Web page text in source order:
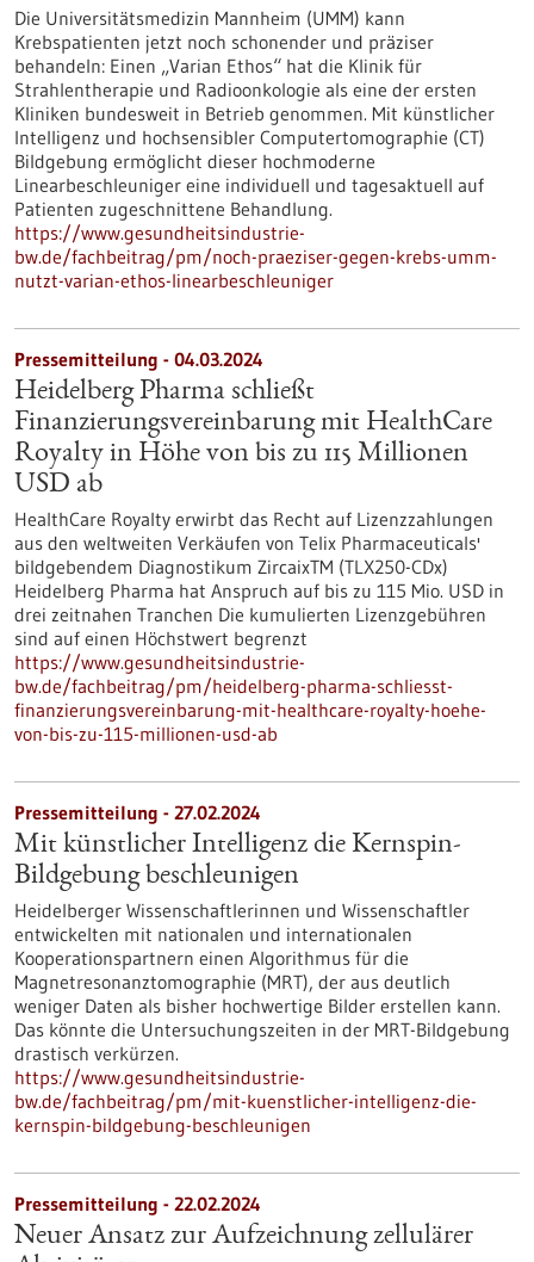
Die Universitätsmedizin Mannheim (UMM) kann
Krebspatienten jetzt noch schonender und präziser
behandeln: Einen „Varian Ethos“ hat die Klinik für
Strahlentherapie und Radioonkologie als eine der ersten
Kliniken bundesweit in Betrieb genommen. Mit künstlicher
Intelligenz und hochsensibler Computertomographie (CT)
Bildgebung ermöglicht dieser hochmoderne
Linearbeschleuniger eine individuell und tagesaktuell auf
Patienten zugeschnittene Behandlung.
https://www.gesundheitsindustrie-
bw.de/fachbeitrag/pm/noch-praeziser-gegen-krebs-umm-
nutzt-varian-ethos-linearbeschleuniger
Pressemitteilung - 04.03.2024
Heidelberg Pharma schließt
Finanzierungsvereinbarung mit HealthCare
Royalty in Höhe von bis zu 115 Millionen
USD ab
HealthCare Royalty erwirbt das Recht auf Lizenzzahlungen
aus den weltweiten Verkäufen von Telix Pharmaceuticals'
bildgebendem Diagnostikum ZircaixTM (TLX250-CDx)
Heidelberg Pharma hat Anspruch auf bis zu 115 Mio. USD in
drei zeitnahen Tranchen Die kumulierten Lizenzgebühren
sind auf einen Höchstwert begrenzt
https://www.gesundheitsindustrie-
bw.de/fachbeitrag/pm/heidelberg-pharma-schliesst-
finanzierungsvereinbarung-mit-healthcare-royalty-hoehe-
von-bis-zu-115-millionen-usd-ab
Pressemitteilung - 27.02.2024
Mit künstlicher Intelligenz die Kernspin-
Bildgebung beschleunigen
Heidelberger Wissenschaftlerinnen und Wissenschaftler
entwickelten mit nationalen und internationalen
Kooperationspartnern einen Algorithmus für die
Magnetresonanztomographie (MRT), der aus deutlich
weniger Daten als bisher hochwertige Bilder erstellen kann.
Das könnte die Untersuchungszeiten in der MRT-Bildgebung
drastisch verkürzen.
https://www.gesundheitsindustrie-
bw.de/fachbeitrag/pm/mit-kuenstlicher-intelligenz-die-
kernspin-bildgebung-beschleunigen
Pressemitteilung - 22.02.2024
Neuer Ansatz zur Aufzeichnung zellulärer